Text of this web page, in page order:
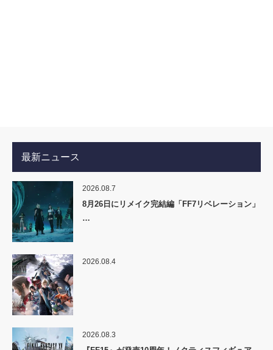
最新ニュース
2026.08.7
8月26日にリメイク完結編「FF7リベレーション」
…
2026.08.4
2026.08.3